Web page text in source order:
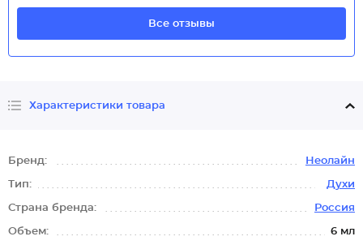
Все отзывы
Характеристики товара
Бренд: Неолайн
Тип: Духи
Страна бренда: Россия
Объем: 6 мл